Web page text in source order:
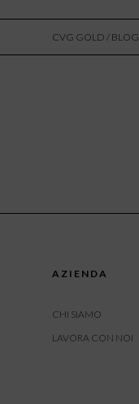
CVG GOLD / BLOG
AZIENDA
CHI SIAMO
LAVORA CON NOI